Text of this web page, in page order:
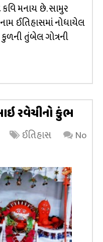
મનાય છે. સામુર
ઈતિહાસમાં નોધાયેલ
તુંબેલ ગોત્રની
રવેચીનો કુંભ
ઈતિહાસ
No